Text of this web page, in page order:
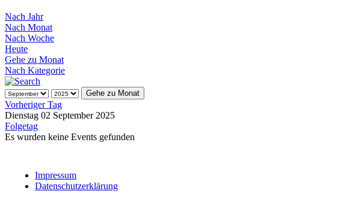
Nach Jahr
Nach Monat
Nach Woche
Heute
Gehe zu Monat
Nach Kategorie
Gehe zu Monat
Vorheriger Tag
Dienstag 02 September 2025
Folgetag
Es wurden keine Events gefunden
Impressum
Datenschutzerklärung